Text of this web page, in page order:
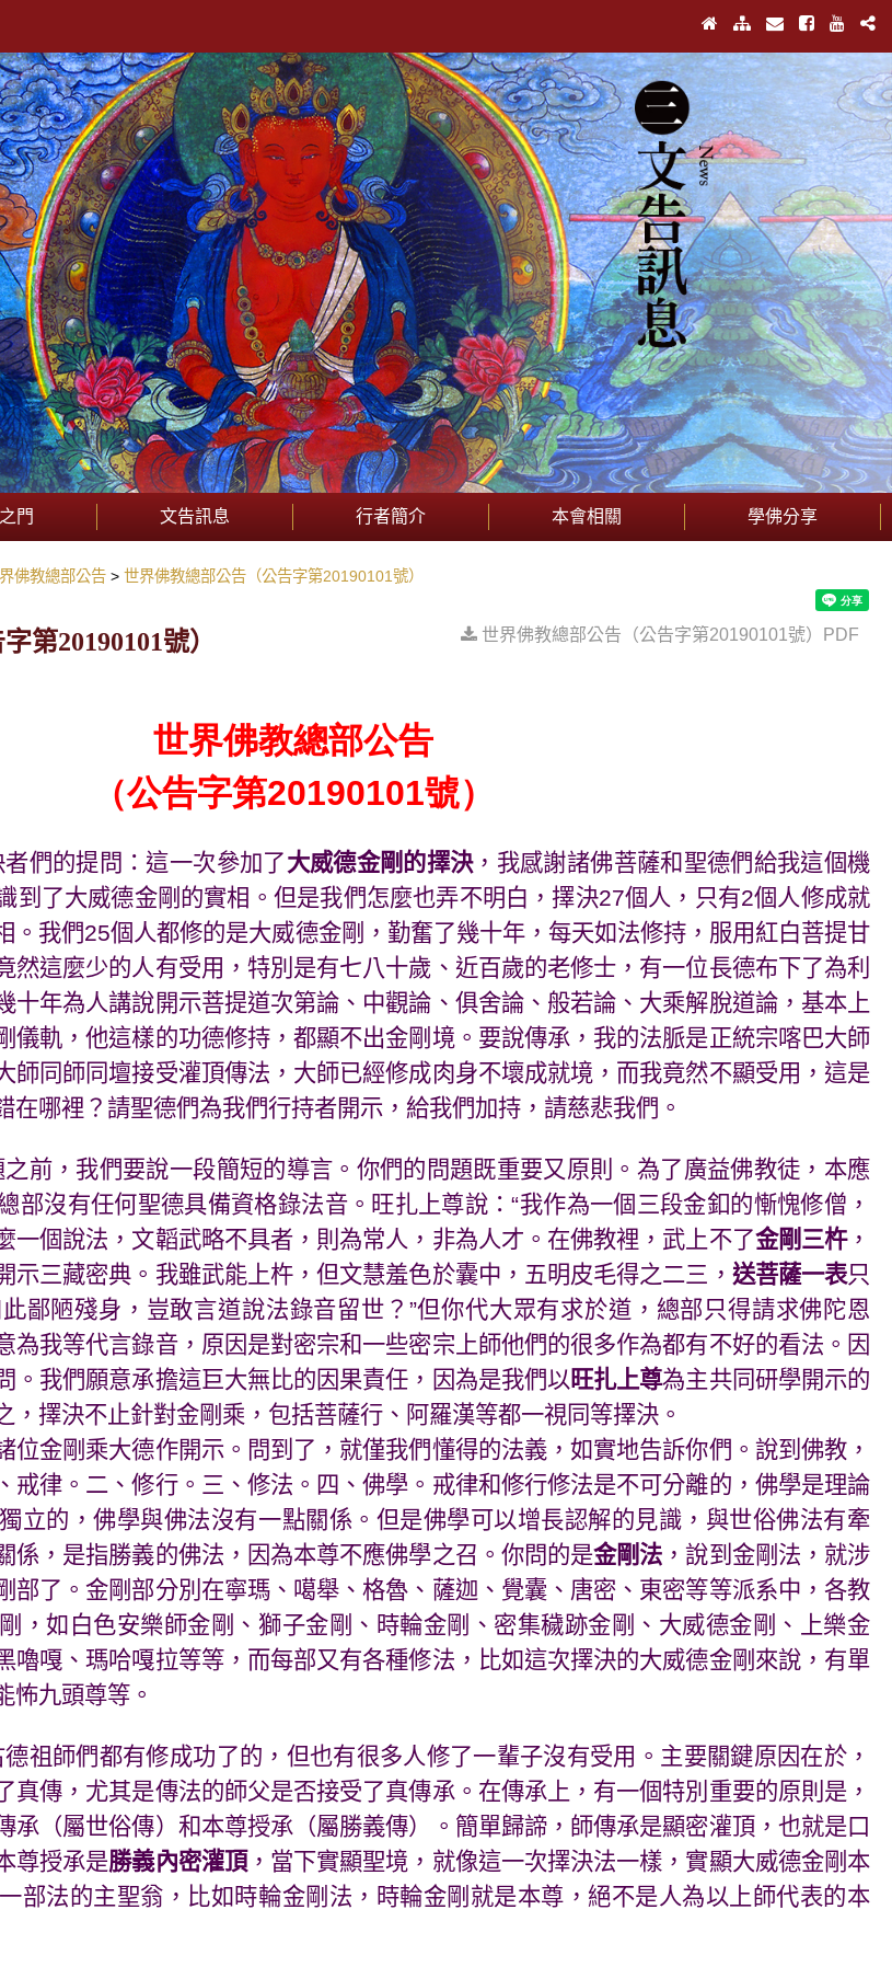
門 文告訊息 行者簡介 本會相關 學佛分享
佛教總部公告 世界佛教總部公告（公告字第20190101號）
第20190101號） 世界佛教總部公告（公告字第20190101號）PDF
世界佛教總部公告
（公告字第20190101號）
們的提問：這一次參加了大威德金剛的擇決，我感謝諸佛菩薩和聖德們給我這個機
到了大威德金剛的實相。但是我們怎麼也弄不明白，擇決27個人，只有2個人修成就
。我們25個人都修的是大威德金剛，勤奮了幾十年，每天如法修持，服用紅白菩提甘
然這麼少的人有受用，特別是有七八十歲、近百歲的老修士，有一位長德布下了為利
十年為人講說開示菩提道次第論、中觀論、俱舍論、般若論、大乘解脫道論，基本上
儀軌，他這樣的功德修持，都顯不出金剛境。要說傳承，我的法脈是正統宗喀巴大師
師同師同壇接受灌頂傳法，大師已經修成肉身不壞成就境，而我竟然不顯受用，這是
在哪裡？請聖德們為我們行持者開示，給我們加持，請慈悲我們。
前，我們要說一段簡短的導言。你們的問題既重要又原則。為了廣益佛教徒，本應
部沒有任何聖德具備資格錄法音。旺扎上尊說：“我作為一個三段金釦的慚愧修僧，
一個說法，文韜武略不具者，則為常人，非為人才。在佛教裡，武上不了金剛三杵，
示三藏密典。我雖武能上杵，但文慧羞色於囊中，五明皮毛得之二三， 送菩薩一表只
鄙陋殘身，豈敢言道說法錄音留世？”但你代大眾有求於道，總部只得請求佛陀恩
為我等代言錄音，原因是對密宗和一些密宗上師他們的很多作為都有不好的看法。因
。我們願意承擔這巨大無比的因果責任，因為是我們以 旺扎上尊為主共同研學開示的
，擇決不止針對金剛乘，包括菩薩行、阿羅漢等都一視同等擇決。
位金剛乘大德作開示。問到了，就僅我們懂得的法義，如實地告訴你們。說到佛教，
戒律。二、修行。三、修法。四、佛學。戒律和修行修法是不可分離的，佛學是理論
立的，佛學與佛法沒有一點關係。但是佛學可以增長認解的見識，與世俗佛法有牽
係，是指勝義的佛法，因為本尊不應佛學之召。你問的是金剛法 ，說到金剛法，就涉
部了。金剛部分別在寧瑪、噶舉、格魯、薩迦、覺囊、唐密、東密等等派系中，各教
，如白色安樂師金剛、獅子金剛、時輪金剛、密集穢跡金剛、大威德金剛、上樂金
嚕嘎、瑪哈嘎拉等等，而每部又有各種修法，比如這次擇決的大威德金剛來說，有單
怖九頭尊等。
祖師們都有修成功了的，但也有很多人修了一輩子沒有受用。主要關鍵原因在於，
真傳，尤其是傳法的師父是否接受了真傳承。在傳承上，有一個特別重要的原則是，
承（屬世俗傳）和本尊授承（屬勝義傳）。簡單歸諦，師傳承是顯密灌頂，也就是口
尊授承是勝義內密灌頂，當下實顯聖境，就像這一次擇決法一樣，實顯大威德金剛本
部法的主聖翁，比如時輪金剛法，時輪金剛就是本尊，絕不是人為以上師代表的本